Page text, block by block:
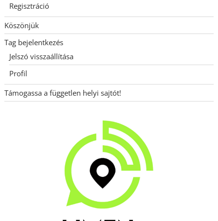
Regisztráció
Köszönjük
Tag bejelentkezés
Jelszó visszaállítása
Profil
Támogassa a független helyi sajtót!